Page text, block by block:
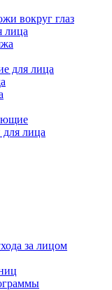
вокруг глаз
лица
для лица
лица
за лицом